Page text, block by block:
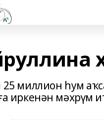
25 миллион һум
иркенән мәхрүм